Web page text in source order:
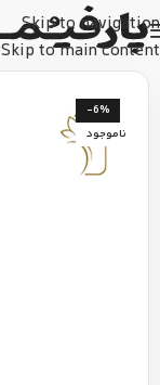
Skip to navigation
Skip to main content
-6%
ناموجود